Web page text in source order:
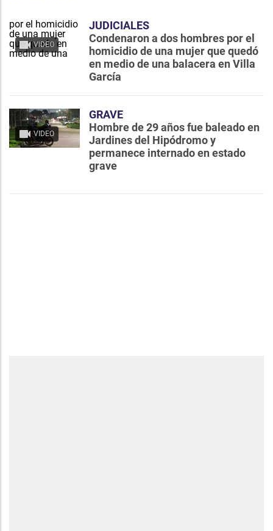
VIDEO
JUDICIALES
Condenaron a dos hombres por el
homicidio de una mujer que quedó
en medio de una balacera en Villa
García
VIDEO
GRAVE
Hombre de 29 años fue baleado en
Jardines del Hipódromo y
permanece internado en estado
grave